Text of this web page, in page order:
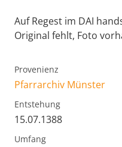
Auf Regest im DAI
Original fehlt, Foto
Provenienz
Pfarrarchiv Münster
Entstehung
15.07.1388
Umfang